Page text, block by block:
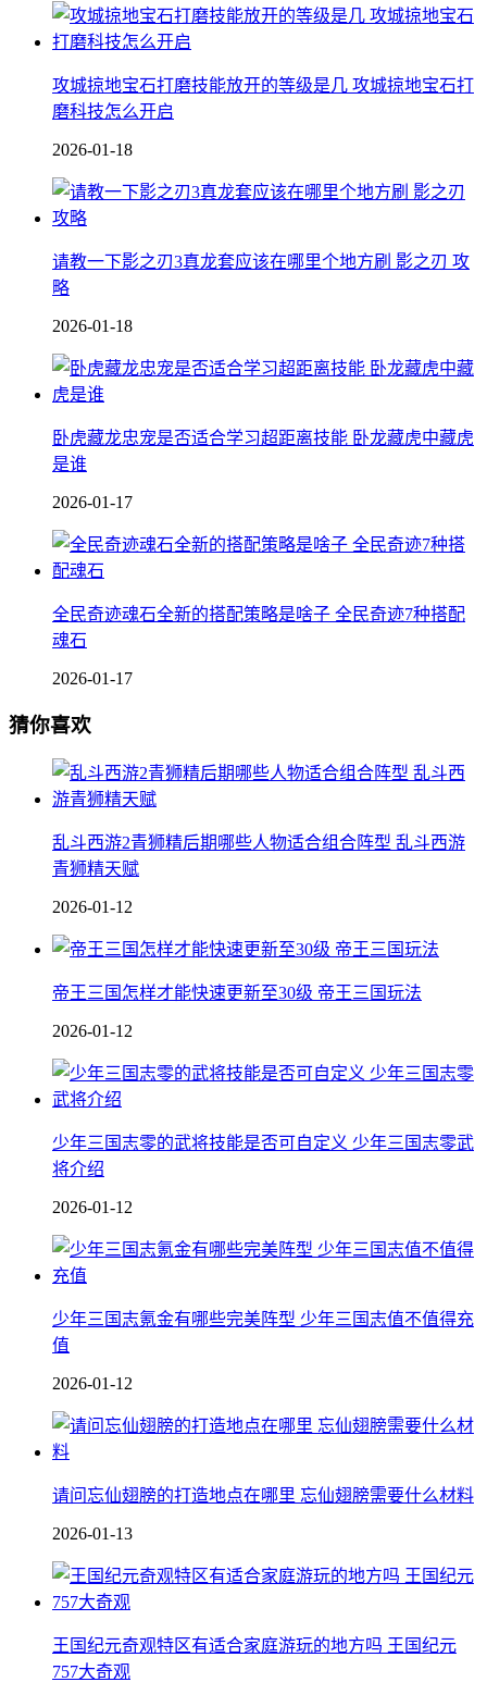
攻城掠地宝石打磨技能放开的等级是几 攻城掠地宝石打
磨科技怎么开启
2026-01-18
请教一下影之刃3真龙套应该在哪里个地方刷 影之刃 攻
略
2026-01-18
卧虎藏龙忠宠是否适合学习超距离技能 卧龙藏虎中藏虎
是谁
2026-01-17
全民奇迹魂石全新的搭配策略是啥子 全民奇迹7种搭配
魂石
2026-01-17
猜你喜欢
乱斗西游2青狮精后期哪些人物适合组合阵型 乱斗西游
青狮精天赋
2026-01-12
帝王三国怎样才能快速更新至30级 帝王三国玩法
2026-01-12
少年三国志零的武将技能是否可自定义 少年三国志零武
将介绍
2026-01-12
少年三国志氪金有哪些完美阵型 少年三国志值不值得充
值
2026-01-12
请问忘仙翅膀的打造地点在哪里 忘仙翅膀需要什么材料
2026-01-13
王国纪元奇观特区有适合家庭游玩的地方吗 王国纪元
757大奇观